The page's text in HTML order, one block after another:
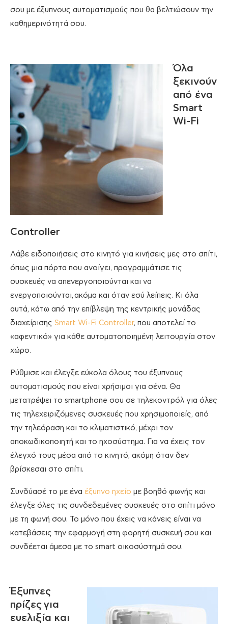
σου με έξυπνους αυτοματισμούς που θα βελτιώσουν την
καθημερινότητά σου.
Όλα
ξεκινούν
από ένα
Smart
Wi-Fi
Controller
Λάβε ειδοποιήσεις στο κινητό για κινήσεις μες στο σπίτι,
όπως μια πόρτα που ανοίγει, προγραμμάτισε τις
συσκευές να απενεργοποιούνται και να
ενεργοποιούνται, ακόμα και όταν εσύ λείπεις. Κι όλα
αυτά, κάτω από την επίβλεψη της κεντρικής μονάδας
διαχείρισης Smart Wi-Fi Controller, που αποτελεί το
«αφεντικό» για κάθε αυτοματοποιημένη λειτουργία στον
χώρο.
Ρύθμισε και έλεγξε εύκολα όλους του έξυπνους
αυτοματισμούς που είναι χρήσιμοι για σένα. Θα
μετατρέψει το smartphone σου σε τηλεκοντρόλ για όλες
τις τηλεχειριζόμενες συσκευές που χρησιμοποιείς, από
την τηλεόραση και το κλιματιστικό, μέχρι τον
αποκωδικοποιητή και το ηχοσύστημα. Για να έχεις τον
έλεγχό τους μέσα από το κινητό, ακόμη όταν δεν
βρίσκεσαι στο σπίτι.
Συνδύασέ το με ένα έξυπνο ηχείο με βοηθό φωνής και
έλεγξε όλες τις συνδεδεμένες συσκευές στο σπίτι μόνο
με τη φωνή σου. Το μόνο που έχεις να κάνεις είναι να
κατεβάσεις την εφαρμογή στη φορητή συσκευή σου και
συνδέεται άμεσα με το smart οικοσύστημά σου.
Έξυπνες
πρίζες για
ευελιξία και